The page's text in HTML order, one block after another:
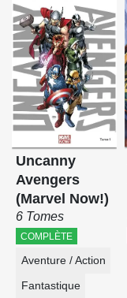
Uncanny
Avengers
(Marvel Now!)
6 Tomes
COMPLÈTE
Aventure / Action
Fantastique